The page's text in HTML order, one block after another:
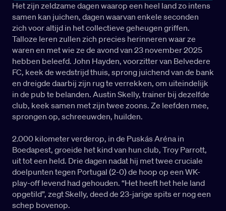
Het zijn zeldzame dagen waarop een heel land zo intens
samen kan juichen, dagen waarvan enkele seconden
zich voor altijd in het collectieve geheugen griffen.
Talloze Ieren zullen zich precies herinneren waar ze
waren en met wie ze de avond van 23 november 2025
hebben beleefd. John Hayden, voorzitter van Belvedere
FC, keek de wedstrijd thuis, sprong juichend van de bank
en dreigde daarbij zijn rug te verrekken, om uiteindelijk
in de pub te belanden. Austin Skelly, trainer bij dezelfde
club, keek samen met zijn twee zoons. Ze leefden mee,
sprongen op, schreeuwden, huilden.
2.000 kilometer verderop, in de Puskás Aréna in
Boedapest, groeide het kind van hun club, Troy Parrott,
uit tot een held. Drie dagen nadat hij met twee cruciale
doelpunten tegen Portugal (2-0) de hoop op een WK-
play-off levend had gehouden. “Het heeft het hele land
opgetild”, zegt Skelly, deed de 23-jarige spits er nog een
schep bovenop.